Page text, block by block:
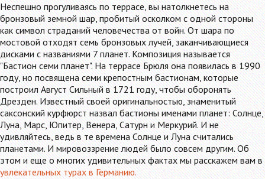
Неспешно прогуливаясь по террасе, вы натолкнетесь на
бронзовый земной шар, пробитый осколком с одной стороны
как символ страданий человечества от войн. От шара по
мостовой отходят семь бронзовых лучей, заканчивающиеся
дисками с названиями 7 планет. Композиция называется
"Бастион семи планет". На террасе Брюля она появилась в 1990
году, но посвящена семи крепостным бастионам, которые
построил Август Сильный в 1721 году, чтобы оборонять
Дрезден. Известный своей оригинальностью, знаменитый
саксонский курфюрст назвал бастионы именами планет: Солнце,
Луна, Марс, Юпитер, Венера, Сатурн и Меркурий. И не
удивляйтесь, ведь в те времена Солнце и Луна считались
планетами. И мировоззрение людей было совсем другим. Об
этом и еще о многих удивительных фактах мы расскажем вам в
увлекательных турах в Германию.